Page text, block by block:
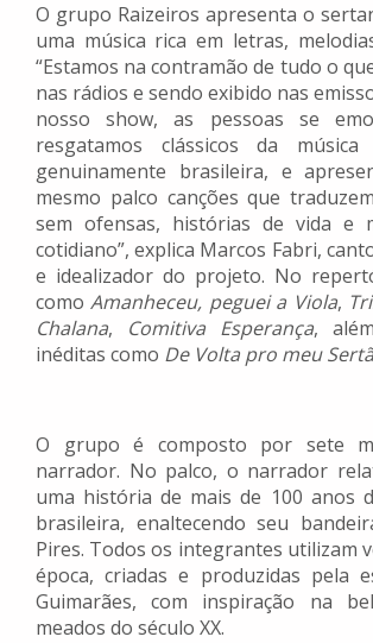
O grupo Raizeiros apresenta o
uma música rica em letras,
“Estamos na contramão de tudo o
nas rádios e sendo exibido nas
nosso show, as pessoas se
resgatamos clássicos da
genuinamente brasileira, e
mesmo palco canções que
sem ofensas, histórias de vida e
cotidiano”, explica Marcos Fabri,
e idealizador do projeto. No
comoAmanheceu, peguei a Viola,
Chalana, Comitiva Esperança,
inéditas como De Volta pro meu
O grupo é composto por sete
narrador. No palco, o narrador
uma história de mais de 100 anos
brasileira, enaltecendo seu
Pires. Todos os integrantes utilizam
época, criadas e produzidas pela
Guimarães, com inspiração na
meados do século XX.